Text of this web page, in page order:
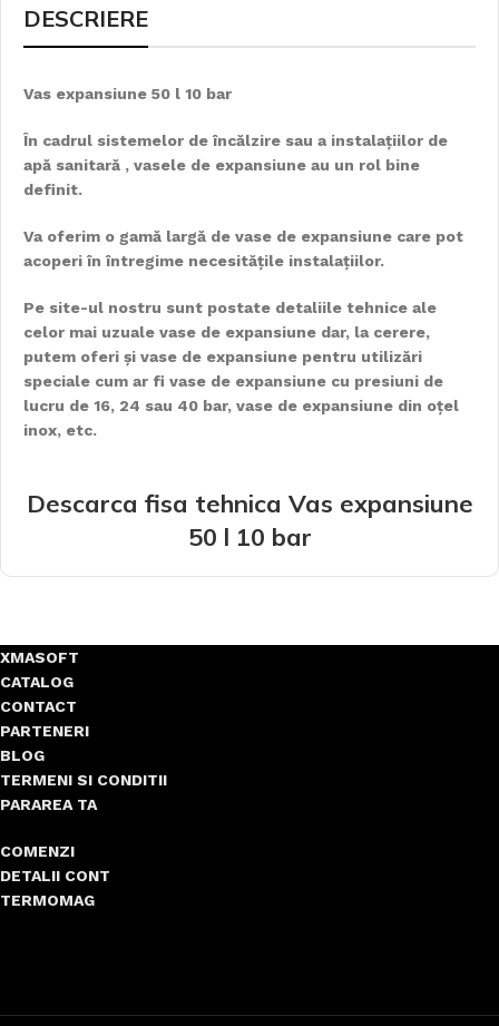
DESCRIERE
Vas expansiune 50 l 10 bar
În cadrul sistemelor de încălzire sau a instalaţiilor de
apă sanitară , vasele de expansiune au un rol bine
definit.
Va oferim o gamă largă de vase de expansiune care pot
acoperi în întregime necesităţile instalaţiilor.
Pe site-ul nostru sunt postate detaliile tehnice ale
celor mai uzuale vase de expansiune dar, la cerere,
putem oferi şi vase de expansiune pentru utilizări
speciale cum ar fi vase de expansiune cu presiuni de
lucru de 16, 24 sau 40 bar, vase de expansiune din oţel
inox, etc.
Descarca fisa tehnica Vas expansiune
50 l 10 bar
XMASOFT
CATALOG
CONTACT
PARTENERI
BLOG
TERMENI SI CONDITII
PARAREA TA
COMENZI
DETALII CONT
TERMOMAG